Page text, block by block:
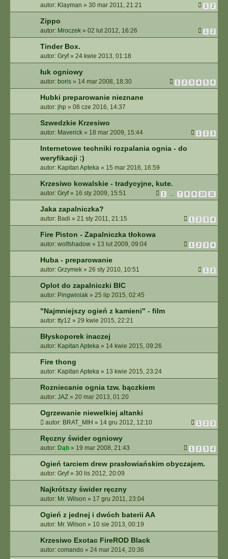
autor: Klayman » 30 mar 2011, 21:21 1 2
Zippo
autor: Mroczek » 02 lut 2012, 16:26 1 2
Tinder Box.
autor: Gryf» 24 kwie 2013, 01:18
łuk ogniowy
autor: boris » 14 mar 2008, 18:30 1 2 3 4 5 6
Hubki preparowanie nieznane
autor: jhp » 08 cze 2016, 14:37
Szwedzkie Krzesiwo
autor: Maverick » 18 mar 2009, 15:44 1 2 3
Internetowe techniki rozpalania ognia - do
weryfikacji :)
autor: Kapitan Apteka » 15 mar 2016, 16:59
Krzesiwo kowalskie - tradycyjne, kute.
autor: Gryf» 16 sty 2009, 15:51 1 7 8 9 10 11
Jaka zapalniczka?
autor: Badi » 21 sty 2011, 21:15 1 2 3 4
Fire Piston - Zapalniczka tłokowa
autor: wolfshadow » 13 lut 2009, 09:04 1 2 3 4
Huba - preparowanie
autor: Grzymek » 26 sty 2010, 10:51 1 2
Oplot do zapalniczki BIC
autor: Pingwiniak » 25 lip 2015, 02:45
"Najmniejszy ogień z kamieni" - film
autor: tty12 » 29 kwie 2015, 22:21
Błyskoporek inaczej
autor: Kapitan Apteka » 14 kwie 2015, 09:26
Fire thong
autor: Kapitan Apteka » 13 kwie 2015, 23:24
Rozniecanie ognia tzw. bączkiem
autor: JAZ » 20 mar 2013, 01:20
Ogrzewanie niewelkiej altanki
autor: BRAT_MIH » 14 gru 2012, 12:10 1 2 3
Ręczny świder ogniowy
autor: Dąb » 19 mar 2008, 21:43 1 2 3 4
Ogień tarciem drew prasłowiańskim obyczajem.
autor: Gryf» 30 lis 2012, 20:09
Najkrótszy świder ręczny
autor: Mr. Wilson » 17 gru 2011, 23:04
Ogień z jednej i dwóch baterii AA
autor: Mr. Wilson » 10 sie 2013, 00:19
Krzesiwo Exotac FireROD Black
autor: comando » 24 mar 2014, 20:36